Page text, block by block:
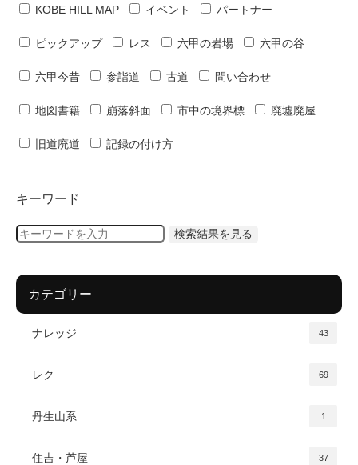
KOBE HILL MAP イベント パートナー
ピックアップ レス 六甲の岩場 六甲の谷
六甲今昔 参詣道 古道 問い合わせ
地図書籍 崩落斜面 市中の境界標 廃墟廃屋
旧道廃道 記録の付け方
キーワード
カテゴリー
ナレッジ 43
レク 69
丹生山系 1
住吉・芦屋 37